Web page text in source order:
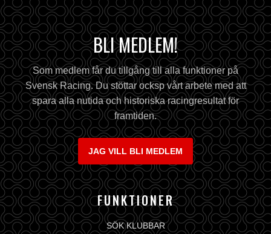
BLI MEDLEM!
Som medlem får du tillgång till alla funktioner på
Svensk Racing. Du stöttar ocksp vårt arbete med att
spara alla nutida och historiska racingresultat för
framtiden.
JAG VILL BLI MEDLEM
FUNKTIONER
SÖK KLUBBAR